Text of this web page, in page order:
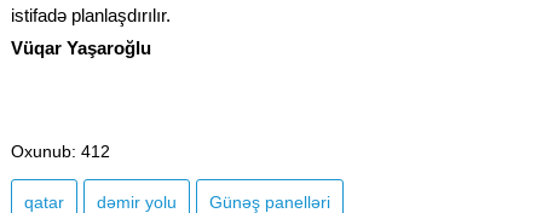
istifadə planlaşdırılır.
Vüqar Yaşaroğlu
Oxunub: 412
qatar dəmir yolu Günəş panelləri